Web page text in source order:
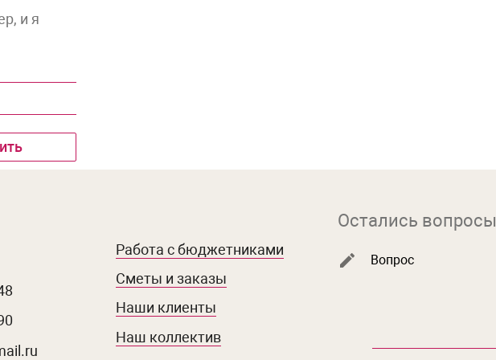
и я
Работа с бюджетниками
Сметы и заказы
Наши клиенты
Наш коллектив
Остались
Вопрос